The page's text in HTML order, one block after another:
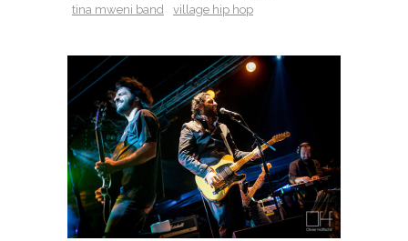
tina mweni band
village hip hop